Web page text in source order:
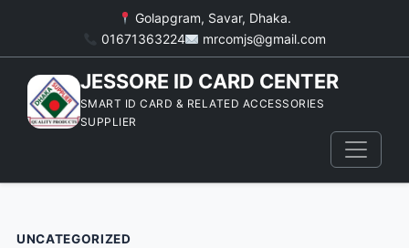
Golapgram, Savar, Dhaka.
01671363224
mrcomjs@gmail.com
JESSORE ID CARD CENTER
SMART ID CARD & RELATED ACCESSORIES
SUPPLIER
UNCATEGORIZED